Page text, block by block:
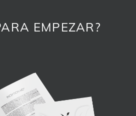
EMPEZAR?